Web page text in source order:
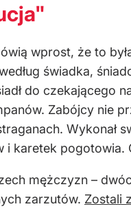
wprost, że to
świadka,
do czekającego
Zabójcy nie
Wykonał
i karetek pogotowia.
mężczyzn –
zarzutów. Zostali